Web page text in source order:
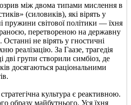
між двома типами мислення в
(силовиків), які вірять у
пружини світової політики — їхня
перетвореною на державну
не вірять у гностичні
реалізацію. За Гаазе, трагедія
дві групи створили симбіоз, де
досягаються раціональними
культура є реактивною.
образу майбутнього. Уся їхня